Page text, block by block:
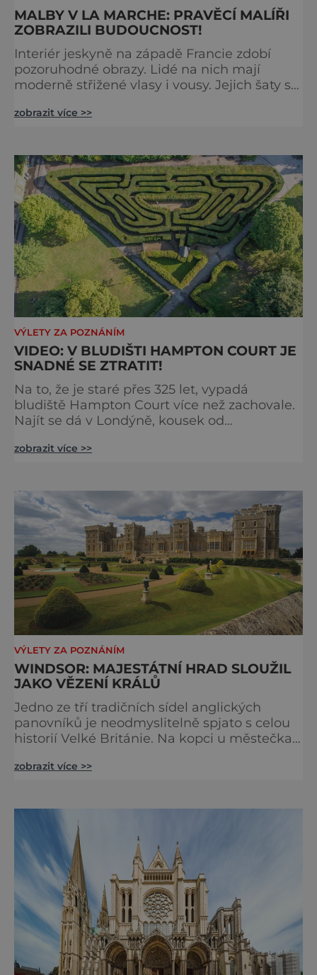
MALBY V LA MARCHE: PRAVĚCÍ MALÍŘI
ZOBRAZILI BUDOUCNOST!
Interiér jeskyně na západě Francie zdobí
pozoruhodné obrazy. Lidé na nich mají
moderně střižené vlasy i vousy. Jejich šaty se
ale staré tisíce let. Jak je to možné?
století. Skrývala překvapivý objev. Foto:
pinterest.
zobrazit více >>
VÝLETY ZA POZNÁNÍM
VIDEO: V BLUDIŠTI HAMPTON COURT JE
SNADNÉ SE ZTRATIT!
Na to, že je staré přes 325 let, vypadá
bludiště Hampton Court více než zachovale.
Najít se dá v Londýně, kousek od
země ho mezi lety 1689 a 1695 vydupou
Oranžského (1650–1702). Zabírá plochu 1300
m² a skrývá se v něm 800 metrů cest.
Původně se v živý plot promění saze
zobrazit více >>
VÝLETY ZA POZNÁNÍM
WINDSOR: MAJESTÁTNÍ HRAD SLOUŽIL
JAKO VĚZENÍ KRÁLŮ
Jedno ze tří tradičních sídel anglických
panovníků je neodmyslitelně spjato s celou
historií Velké Británie. Na kopci u městečka
Londýna, se tyčí gigantická stavba,
chtěli komplex dobýt. Za bezmála 950 let
jeho existence z
zobrazit více >>